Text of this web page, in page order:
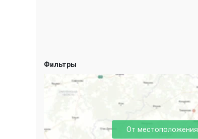
Фильтры
От местоположения